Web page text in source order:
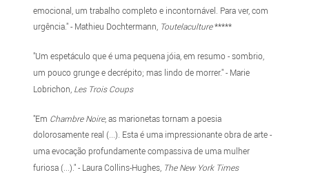
emocional, um trabalho completo e incontornável. Para ver, com
urgência." - Mathieu Dochtermann, Toutelaculture*****
"Um espetáculo que é uma pequena jóia, em resumo - sombrio,
um pouco grunge e decrépito; mas lindo de morrer." - Marie
Lobrichon, Les Trois Coups
"Em Chambre Noire, as marionetas tornam a poesia
dolorosamente real (...). Esta é uma impressionante obra de arte -
uma evocação profundamente compassiva de uma mulher
furiosa (...)." - Laura Collins-Hughes, The New York Times